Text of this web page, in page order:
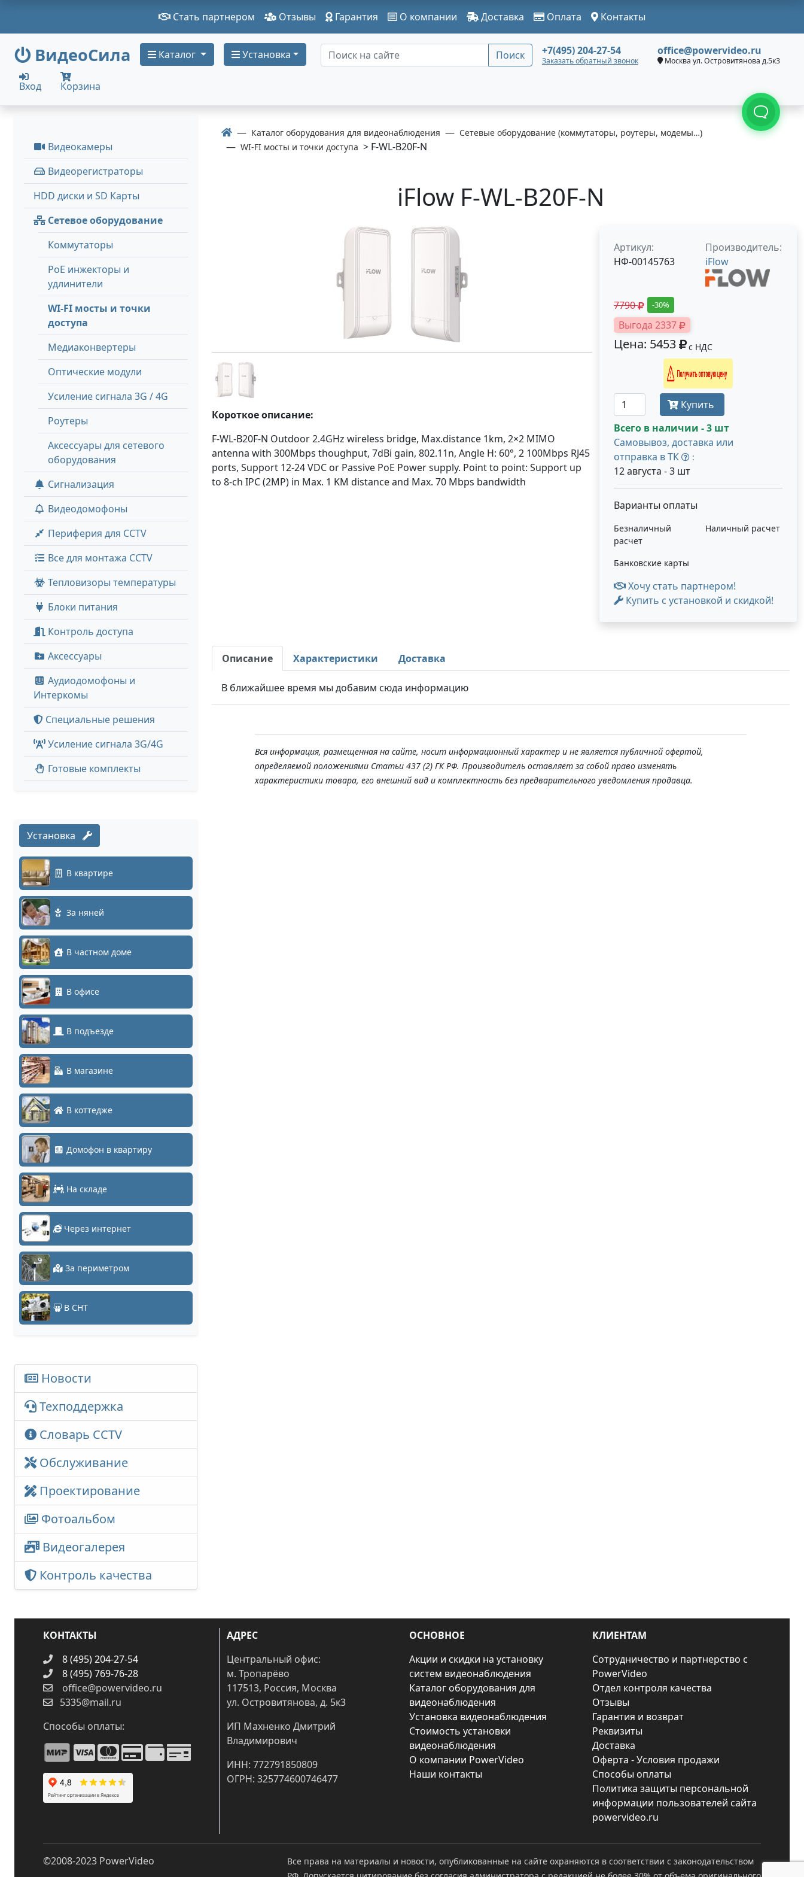
Стать партнером Отзывы Гарантия О компании Доставка Оплата Контакты
ВидеоСила Каталог Установка Поиск +7(495) 204-27-54
Заказать обратный звонок
office@powervideo.ru
Москва ул. Островитянова д.5к3
Вход Корзина
Видеокамеры
Видеорегистраторы
HDD диски и SD Карты
Сетевое оборудование
Коммутаторы
PoE инжекторы и
удлинители
WI-FI мосты и точки
доступа
Медиаконвертеры
Оптические модули
Усиление сигнала 3G / 4G
Роутеры
Аксессуары для сетевого
оборудования
Сигнализация
Видеодомофоны
Периферия для CCTV
Все для монтажа CCTV
Тепловизоры температуры
Блоки питания
Контроль доступа
Аксессуары
Аудиодомофоны и
Интеркомы
Специальные решения
Усиление сигнала 3G/4G
Готовые комплекты
Установка
В квартире
За няней
В частном доме
В офисе
В подъезде
В магазине
В коттедже
Домофон в квартиру
На складе
Через интернет
За периметром
В СНТ
Новости
Техподдержка
Словарь CCTV
Обслуживание
Проектирование
Фотоальбом
Видеогалерея
Контроль качества
Каталог оборудования для видеонаблюдения
Сетевые оборудование (коммутаторы, роутеры, модемы…)
WI-FI мосты и точки доступа > F-WL-B20F-N
iFlow F-WL-B20F-N
Короткое описание:
F-WL-B20F-N Outdoor 2.4GHz wireless bridge, Max.distance 1km, 2×2 MIMO
antenna with 300Mbps thoughput, 7dBi gain, 802.11n, Angle H: 60°, 2 100Mbps RJ45
ports, Support 12-24 VDC or Passive PoE Power supply. Point to point: Support up
to 8-ch IPC (2MP) in Max. 1 KM distance and Max. 70 Mbps bandwidth
Артикул:
НФ-00145763
Производитель:
iFlow
7790 -30%
Выгода 2337
Цена: 5453 с НДС
Получить оптовую цену
Купить
Всего в наличии - 3 шт
Самовывоз, доставка или
отправка в ТК
:
12 августа - 3 шт
Варианты оплаты
Безналичный
расчет
Наличный расчет
Банковские карты
Хочу стать партнером!
Купить с установкой и скидкой!
Описание Характеристики Доставка
В ближайшее время мы добавим сюда информацию
Вся информация, размещенная на сайте, носит информационный характер и не является публичной офертой,
определяемой положениями Статьи 437 (2) ГК РФ. Производитель оставляет за собой право изменять
характеристики товара, его внешний вид и комплектность без предварительного уведомления продавца.
КОНТАКТЫ
8 (495) 204-27-54
8 (495) 769-76-28
office@powervideo.ru
5335@mail.ru
Способы оплаты:
АДРЕС
Центральный офис:
м. Тропарёво
117513, Россия, Москва
ул. Островитянова, д. 5к3
ИП Махненко Дмитрий
Владимирович
ИНН: 772791850809
ОГРН: 325774600746477
ОСНОВНОЕ
Акции и скидки на установку
систем видеонаблюдения
Каталог оборудования для
видеонаблюдения
Установка видеонаблюдения
Стоимость установки
видеонаблюдения
О компании PowerVideo
Наши контакты
КЛИЕНТАМ
Сотрудничество и партнерство с
PowerVideo
Отдел контроля качества
Отзывы
Гарантия и возврат
Реквизиты
Доставка
Оферта - Условия продажи
Способы оплаты
Политика защиты персональной
информации пользователей сайта
powervideo.ru
©2008-2023 PowerVideo
Все права на материалы и новости, опубликованные на сайте охраняются в соответствии с законодательством